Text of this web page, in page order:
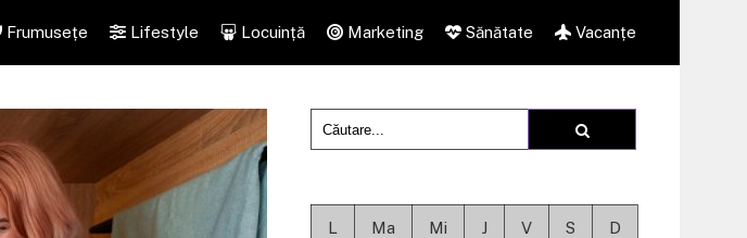
Frumusețe Lifestyle Locuință Marketing Sănătate Vacanțe
L Ma Mi J V S D